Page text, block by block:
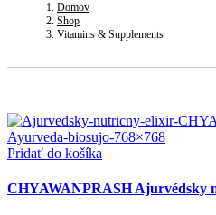
Domov
Shop
Vitamins & Supplements
Pridať do košíka
CHYAWANPRASH Ajurvédsky